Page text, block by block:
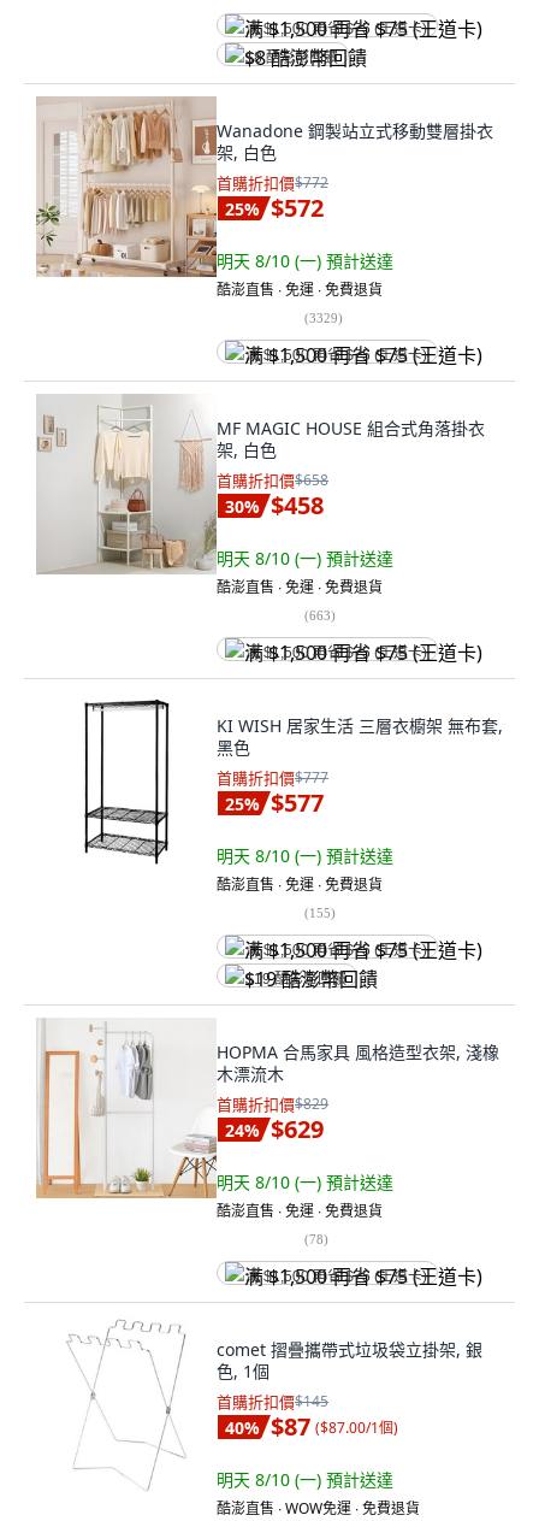
满 $1,500 再省 $75 (王道卡)
$8 酷澎幣回饋
Wanadone 鋼製站立式移動雙層掛衣
架, 白色
首購折扣價$772
25% $572
明天 8/10 (一) 預計送達
酷澎直售 ∙ 免運 ∙ 免費退貨
(3329)
满 $1,500 再省 $75 (王道卡)
MF MAGIC HOUSE 組合式角落掛衣
架, 白色
首購折扣價$658
30% $458
明天 8/10 (一) 預計送達
酷澎直售 ∙ 免運 ∙ 免費退貨
(663)
满 $1,500 再省 $75 (王道卡)
KI WISH 居家生活 三層衣櫥架 無布套,
黑色
首購折扣價$777
25% $577
明天 8/10 (一) 預計送達
酷澎直售 ∙ 免運 ∙ 免費退貨
(155)
满 $1,500 再省 $75 (王道卡)
$19 酷澎幣回饋
HOPMA 合馬家具 風格造型衣架, 淺橡
木漂流木
首購折扣價$829
24% $629
明天 8/10 (一) 預計送達
酷澎直售 ∙ 免運 ∙ 免費退貨
(78)
满 $1,500 再省 $75 (王道卡)
comet 摺疊攜帶式垃圾袋立掛架, 銀
色, 1個
首購折扣價$145
40% $87 ($87.00/1個)
明天 8/10 (一) 預計送達
酷澎直售 ∙ WOW免運 ∙ 免費退貨